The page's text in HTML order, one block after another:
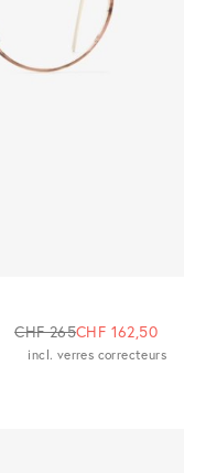
CHF 265CHF 162,50
incl. verres correcteurs